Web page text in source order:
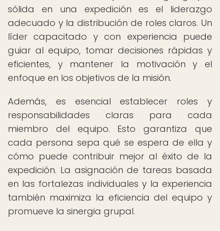
sólida en una expedición es el liderazgo
adecuado y la distribución de roles claros. Un
líder capacitado y con experiencia puede
guiar al equipo, tomar decisiones rápidas y
eficientes, y mantener la motivación y el
enfoque en los objetivos de la misión.
Además, es esencial establecer roles y
responsabilidades claras para cada
miembro del equipo. Esto garantiza que
cada persona sepa qué se espera de ella y
cómo puede contribuir mejor al éxito de la
expedición. La asignación de tareas basada
en las fortalezas individuales y la experiencia
también maximiza la eficiencia del equipo y
promueve la sinergia grupal.